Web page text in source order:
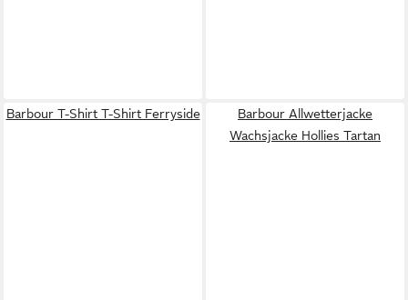
Barbour T-Shirt T-Shirt Ferryside
Barbour Allwetterjacke
Wachsjacke Hollies Tartan